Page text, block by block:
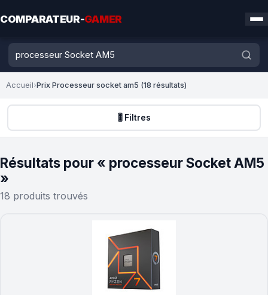
COMPARATEUR-GAMER
Accueil›Prix Processeur socket am5 (18 résultats)
🎚️ Filtres
Résultats pour « processeur Socket AM5
»
18 produits trouvés